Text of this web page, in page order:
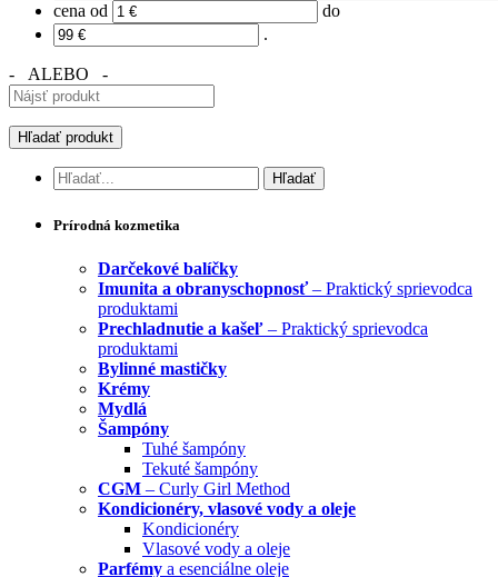
cena od
do
.
- ALEBO -
Prírodná kozmetika
Darčekové balíčky
Imunita a obranyschopnosť– Praktický sprievodca
produktami
Prechladnutie a kašeľ – Praktický sprievodca
produktami
Bylinné mastičky
Krémy
Mydlá
Šampóny
Tuhé šampóny
Tekuté šampóny
CGM – Curly Girl Method
Kondicionéry, vlasové vody a oleje
Kondicionéry
Vlasové vody a oleje
Parfémy a esenciálne oleje